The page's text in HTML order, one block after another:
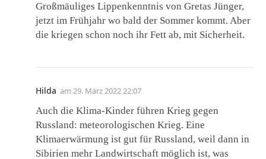
Großmäuliges Lippenkenntnis von Gretas Jünger,
jetzt im Frühjahr wo bald der Sommer kommt. Aber
die kriegen schon noch ihr Fett ab, mit Sicherheit.
Hilda am 29. März 2022 22:07
Auch die Klima-Kinder führen Krieg gegen
Russland: meteorologischen Krieg. Eine
Klimaerwärmung ist gut für Russland, weil dann in
Sibirien mehr Landwirtschaft möglich ist, was